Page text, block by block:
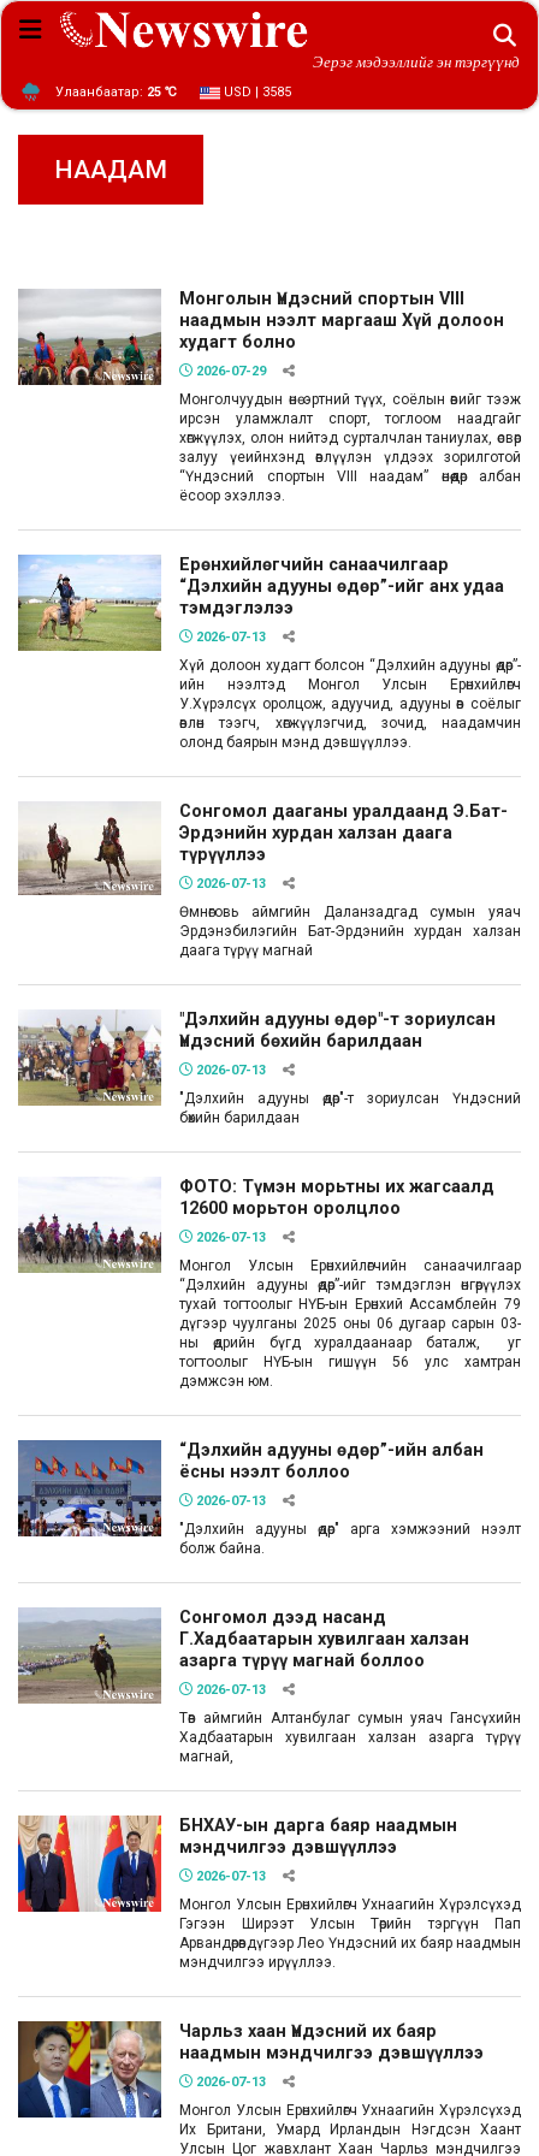
Эерэг мэдээллийг эн тэргүүнд
Улаанбаатар: 25 ℃ USD | 3585
НААДАМ
Монголын Үндэсний спортын VIII
наадмын нээлт маргааш Хүй долоон
худагт болно
2026-07-29
Монголчуудын өнө эртний түүх, соёлын өвийг тээж
ирсэн уламжлалт спорт, тоглоом наадгайг
хөгжүүлэх, олон нийтэд сурталчлан таниулах, өсвөр
залуу үеийнхэнд өвлүүлэн үлдээх зорилготой
“Үндэсний спортын VIII наадам” өнөөдөр албан
ёсоор эхэллээ.
Ерөнхийлөгчийн санаачилгаар
“Дэлхийн адууны өдөр”-ийг анх удаа
тэмдэглэлээ
2026-07-13
Хүй долоон худагт болсон “Дэлхийн адууны өдөр”-
ийн нээлтэд Монгол Улсын Ерөнхийлөгч
У.Хүрэлсүх оролцож, адуучид, адууны өв соёлыг
өвлөн тээгч, хөгжүүлэгчид, зочид, наадамчин
олонд баярын мэнд дэвшүүллээ.
Сонгомол дааганы уралдаанд Э.Бат-
Эрдэнийн хурдан халзан даага
түрүүллээ
2026-07-13
Өмнөговь аймгийн Даланзадгад сумын уяач
Эрдэнэбилэгийн Бат-Эрдэнийн хурдан халзан
даага түрүү магнай
"Дэлхийн адууны өдөр"-т зориулсан
Үндэсний бөхийн барилдаан
2026-07-13
"Дэлхийн адууны өдөр"-т зориулсан Үндэсний
бөхийн барилдаан
ФОТО: Түмэн морьтны их жагсаалд
12600 морьтон оролцлоо
2026-07-13
Монгол Улсын Ерөнхийлөгчийн санаачилгаар
“Дэлхийн адууны өдөр”-ийг тэмдэглэн өнгөрүүлэх
тухай тогтоолыг НҮБ-ын Ерөнхий Ассамблейн 79
дүгээр чуулганы 2025 оны 06 дугаар сарын 03-
ны өдрийн бүгд хуралдаанаар баталж, уг
тогтоолыг НҮБ-ын гишүүн 56 улс хамтран
дэмжсэн юм.
“Дэлхийн адууны өдөр”-ийн албан
ёсны нээлт боллоо
2026-07-13
"Дэлхийн адууны өдөр" арга хэмжээний нээлт
болж байна.
Сонгомол дээд насанд
Г.Хадбаатарын хувилгаан халзан
азарга түрүү магнай боллоо
2026-07-13
Төв аймгийн Алтанбулаг сумын уяач Гансүхийн
Хадбаатарын хувилгаан халзан азарга түрүү
магнай,
БНХАУ-ын дарга баяр наадмын
мэндчилгээ дэвшүүллээ
2026-07-13
Монгол Улсын Ерөнхийлөгч Ухнаагийн Хүрэлсүхэд
Гэгээн Ширээт Улсын Төрийн тэргүүн Пап
Арвандөрөвдүгээр Лео Үндэсний их баяр наадмын
мэндчилгээ ирүүллээ.
Чарльз хаан Үндэсний их баяр
наадмын мэндчилгээ дэвшүүллээ
2026-07-13
Монгол Улсын Ерөнхийлөгч Ухнаагийн Хүрэлсүхэд
Их Британи, Умард Ирландын Нэгдсэн Хаант
Улсын Цог жавхлант Хаан Чарльз мэндчилгээ